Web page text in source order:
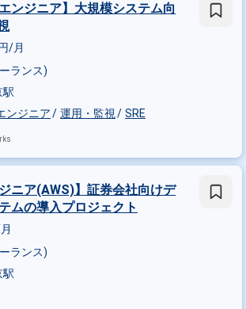
ンジニア】大規模システム向
/月
ランス)
駅
ンジニア
運用・監視 SRE
ニア(AWS)】証券会社向けデ
ムの導入プロジェクト
ランス)
駅
その他開発言語・スキルから探す
Linux Windows AWS
その他の職種から探す